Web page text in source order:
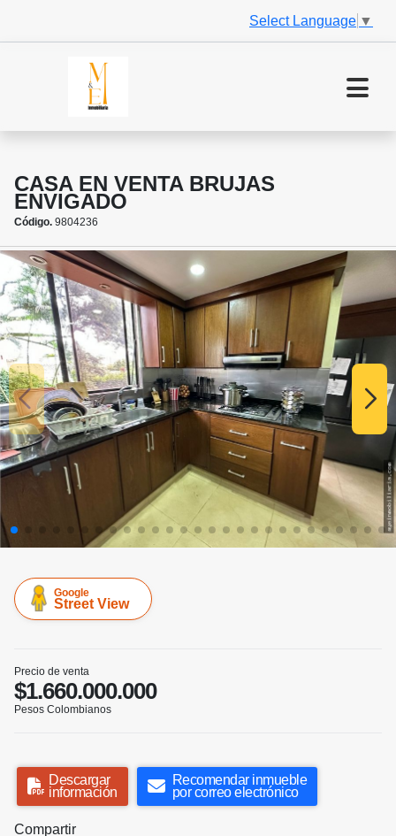
Select Language ▼
CASA EN VENTA BRUJAS
ENVIGADO
Código. 9804236
Google
Street View
Precio de venta
$1.660.000.000
Pesos Colombianos
Descargar
información
Recomendar inmueble
por correo electrónico
Compartir